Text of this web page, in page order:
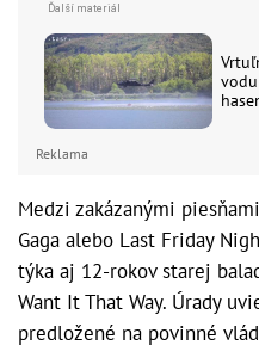
Reklama
Medzi zakázanými
Gaga alebo Last Friday
týka aj 12-rokov starej
Want It That Way. Úrady
predložené na povinné